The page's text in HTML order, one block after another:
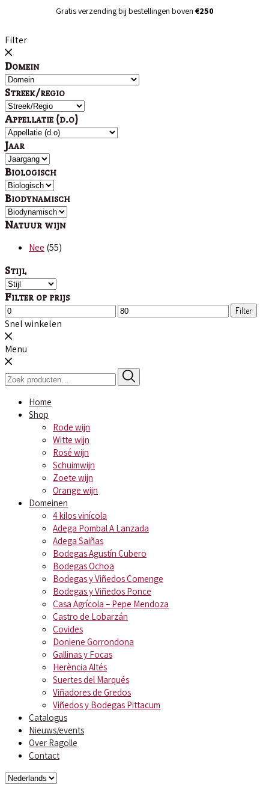
Gratis verzending bij bestellingen boven €250
Filter
Domein
Streek/regio
Appellatie (d.o)
Jaar
Biologisch
Biodynamisch
Natuur wijn
Nee (55)
Stijl
Filter op prijs
Min.
prijs
Max.
Filter
Snel winkelen
Menu
Zoeken
naar:
Home
Shop
Rode wijn
Witte wijn
Rosé wijn
Schuimwijn
Zoete wijn
Orange wijn
Domeinen
4 kilos vinícola
Adega Pombal A Lanzada
Adega Saiñas
Bodegas Agustín Cubero
Bodegas Ochoa
Bodegas y Viñedos Comenge
Bodegas y Viñedos Ponce
Casa Agrícola – Pepe Mendoza
Castro de Lobarzán
Covides
Doniene Gorrondona
Gallinas y Focas
Herència Altés
Suertes del Marqués
Viñadores de Gredos
Viñedos y Bodegas Pittacum
Catalogus
Nieuws/events
Over Ragolle
Contact